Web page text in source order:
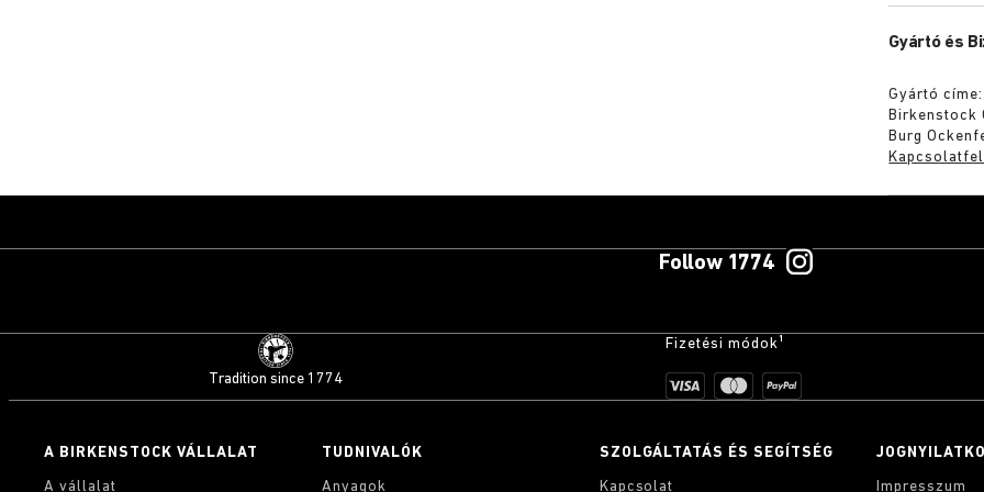
Gyártó és
Gyártó címe:
Birkenstock
Burg
Follow 1774
Tradition since 1774
Fizetési módok¹
A BIRKENSTOCK VÁLLALAT
A vállalat
TUDNIVALÓK
Anyagok
SZOLGÁLTATÁS ÉS SEGÍTSÉG
Kapcsolat Impresszum